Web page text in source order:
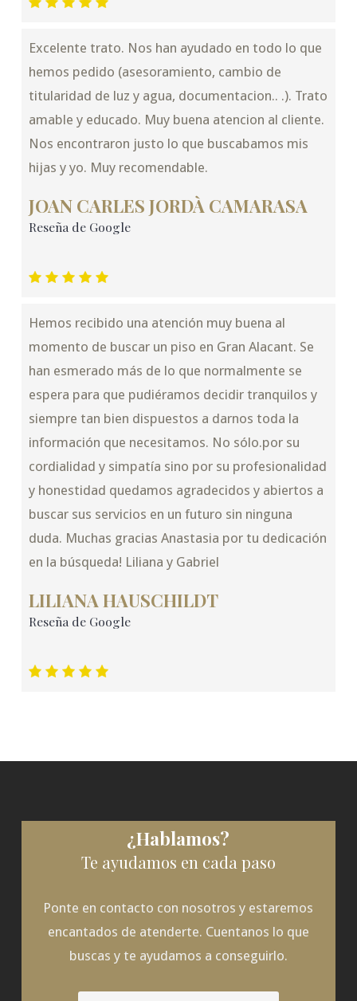
Excelente trato. Nos han ayudado en todo lo que
hemos pedido (asesoramiento, cambio de
titularidad de luz y agua, documentacion.. .). Trato
amable y educado. Muy buena atencion al cliente.
Nos encontraron justo lo que buscabamos mis
hijas y yo. Muy recomendable.
JOAN CARLES JORDÀ CAMARASA
Reseña de Google
Hemos recibido una atención muy buena al
momento de buscar un piso en Gran Alacant. Se
han esmerado más de lo que normalmente se
espera para que pudiéramos decidir tranquilos y
siempre tan bien dispuestos a darnos toda la
información que necesitamos. No sólo.por su
cordialidad y simpatía sino por su profesionalidad
y honestidad quedamos agradecidos y abiertos a
buscar sus servicios en un futuro sin ninguna
duda. Muchas gracias Anastasia por tu dedicación
en la búsqueda! Liliana y Gabriel
LILIANA HAUSCHILDT
Reseña de Google
¿Hablamos?
Te ayudamos en cada paso
Ponte en contacto con nosotros y estaremos
encantados de atenderte. Cuentanos lo que
buscas y te ayudamos a conseguirlo.